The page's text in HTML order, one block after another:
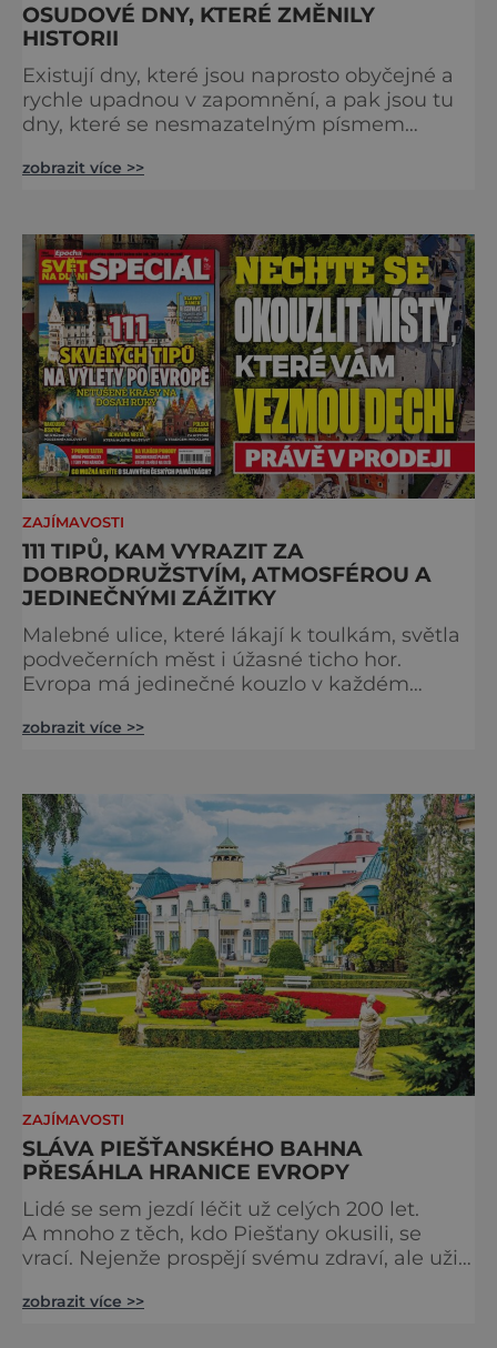
OSUDOVÉ DNY, KTERÉ ZMĚNILY
HISTORII
Existují dny, které jsou naprosto obyčejné a
rychle upadnou v zapomnění, a pak jsou tu
dny, které se nesmazatelným písmem
dojde k významnému objevu nebo děsivé
krážem. Je 10. dubna roku 49 př. n. l. a na
břehu říčky Rubikon pronáší Gaius Julius
Caesar svou slavnou vě
zobrazit více >>
ZAJÍMAVOSTI
111 TIPŮ, KAM VYRAZIT ZA
DOBRODRUŽSTVÍM, ATMOSFÉROU A
JEDINEČNÝMI ZÁŽITKY
Malebné ulice, které lákají k toulkám, světla
podvečerních měst i úžasné ticho hor.
Evropa má jedinečné kouzlo v každém
zve na cestu plnou inspirace, dobrodružství i
podobě. Města s neopakovatelnou
atmosférou Vydejte se s námi na prohlídku
měst, která patří k
zobrazit více >>
ZAJÍMAVOSTI
SLÁVA PIEŠŤANSKÉHO BAHNA
PŘESÁHLA HRANICE EVROPY
Lidé se sem jezdí léčit už celých 200 let.
A mnoho z těch, kdo Piešťany okusili, se
vrací. Nejenže prospějí svému zdraví, ale užijí
řekne slovenské lázně, Piešťany bývají první
zobrazit více >>